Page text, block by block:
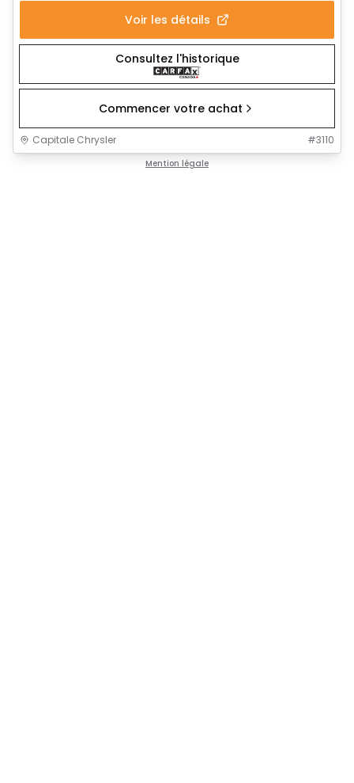
Voir les détails
Consultez l'historique
Commencer votre achat
Capitale Chrysler #3110
Mention légale